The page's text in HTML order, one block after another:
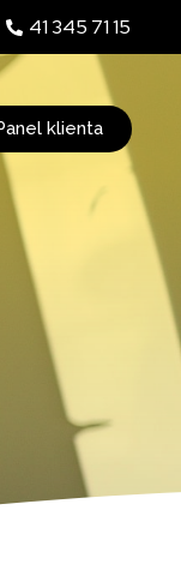
41 345 71 15
klienta